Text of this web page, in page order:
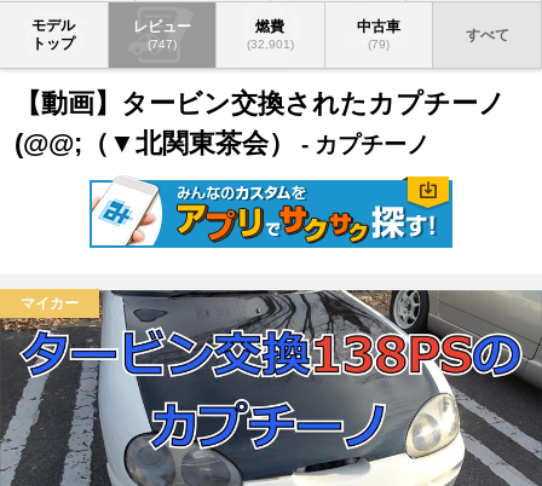
モデル
トップ
レビュー
(747)
燃費
(32,901)
中古車
(79)
すべて
【動画】タービン交換されたカプチーノ
(@@;（▼北関東茶会）
- カプチーノ
マイカー